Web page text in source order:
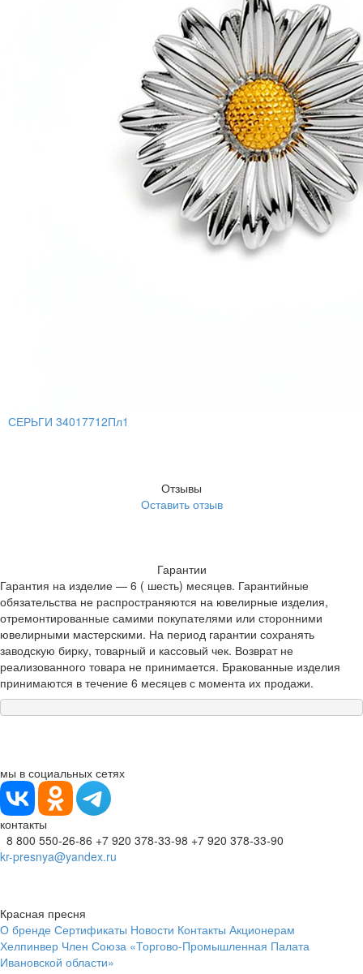
СЕРЬГИ 34017712Пл1
Отзывы
Оставить отзыв
Гарантии
Гарантия на изделие — 6 ( шесть) месяцев. Гарантийные
обязательства не распространяются на ювелирные изделия,
отремонтированные самими покупателями или сторонними
ювелирными мастерскими. На период гарантии сохранять
заводскую бирку, товарный и кассовый чек. Возврат не
реализованного товара не принимается. Бракованные изделия
принимаются в течение 6 месяцев с момента их продажи.
мы в социальных сетях
контакты
8 800 550-26-86 +7 920 378-33-98 +7 920 378-33-90
kr-presnya@yandex.ru
Красная пресня
О бренде Сертификаты Новости Контакты Акционерам
Хелпинвер Член Союза «Торгово-Промышленная Палата
Ивановской области»